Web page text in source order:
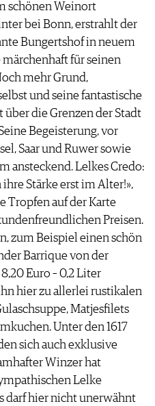
schönen Weinort
bei Bonn, erstrahlt der
Bungertshof in neuem
für seinen
mehr Grund,
und seine fantastische
die Grenzen der Stadt
Begeisterung, vor
Saar und Ruwer sowie
ansteckend. Lelkes Credo:
Stärke erst im Alter!»,
Tropfen auf der Karte
Preisen.
zum Beispiel einen schön
Barrique von der
Euro – 0,2 Liter
hier zu allerlei rustikalen
Matjesfilets
Unter den 1617
sich auch exklusive
Winzer hat
Lelke
darf hier nicht unerwähnt